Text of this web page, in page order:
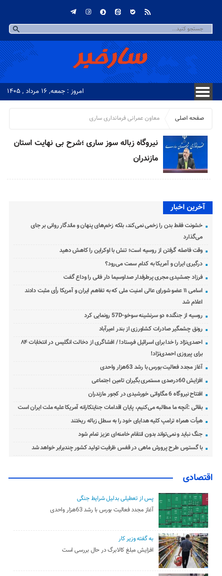
امروز : جمعه, ۱۶ مرداد , ۱۴۰۵
صفحه اصلی معاون عمرانی فرمانداری ساری
نیروگاه زباله سوز ساری ؛شرح بی نهایت استان
مازندران
آخرین اخبار
خشونت فقط بدن را زخمی نمی‌کند، بلکه زخم‌های پنهان و ماندگار روانی بر جای
می‌گذارد
وقت فاصله گرفتن از روسیه است؛ تنش با اوکراین را کاهش دهید
درگیری ایران و آمریکا به کدام سمت می‌رود؟
فرزاد جمشیدی مجری پرطرفدار صداوسیما دار فانی را وداع گفت
اسامی ۱۱ عضو شورای عالی امنیت ملی که به تفاهم ایران و آمریکا رأی مثبت دادند
اعلام شد
روسیه از جنگنده دو سرنشینه سوخو-57D رونمایی کرد
رونق چشمگیر صادرات کشاورزی از بندر امیرآباد
احمدی‌نژاد را خدا برای اسرائیل فرستاد! / افشاگری از دخالت انگلیس در انتخابات ۸۴
برای پیروزی احمدی‌نژاد!
آغاز مجدد فعالیت بورس با رشد 63هزار واحدی
افزایش 60درصدی مستمری بگیران تامین اجتماعی
افتتاح نیروگاه 6 مگاواتی خورشیدی در کجور مازندران
بقائی :آنچه ما مطالبه می‌کنیم، پایان اقدامات جنایتکارانه آمریکا علیه ملت ایران است
هیأت همراه ترامپ کلیه هدایای خود را به سطل زباله ریختند
جنگ نباید و نمی‌تواند بدون انتقام خامنه‌ای عزیز تمام شود
با گسترس طرح پرورش ماهی در قفس ظرفیت تولید کشور چندبرابر خواهد شد
اقتصادی
پس از تعطیلی بدلیل شرایط جنگی
آغاز مجدد فعالیت بورس با رشد 63هزار واحدی
به گفته وزیر کار
افزایش مبلغ کالابرگ در حال بررسی است